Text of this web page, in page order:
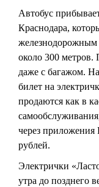
Автобус
Краснодара,
около 300 метров.
даже с багажом.
билет на
продаются как в
через
рублей.
Электрички
утра до позднего